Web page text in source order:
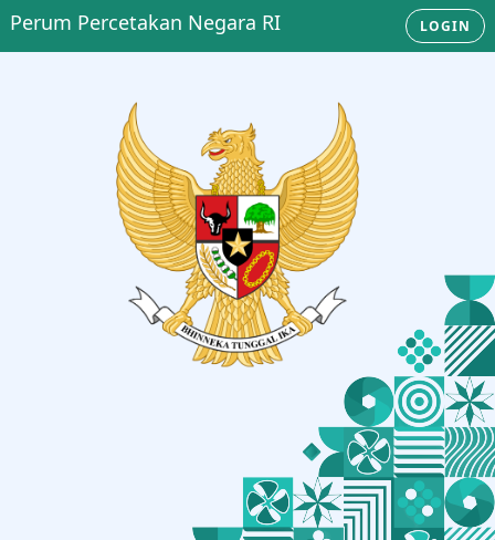
Perum Percetakan Negara RI LOGIN